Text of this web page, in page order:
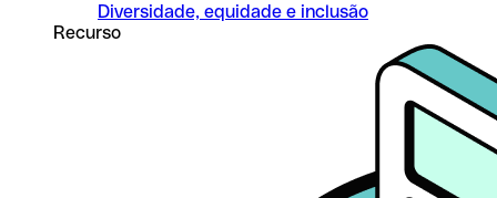
Diversidade, equidade e inclusão
Recurso